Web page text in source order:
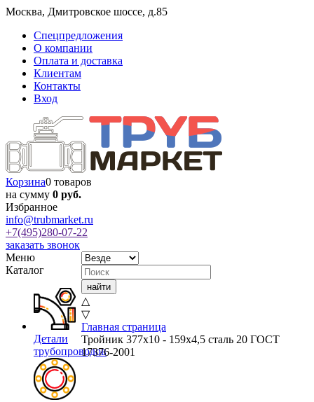
Москва, Дмитровское шоссе, д.85
Спецпредложения
О компании
Оплата и доставка
Клиентам
Контакты
Вход
Корзина0 товаров
на сумму 0 руб.
Избранное
info@trubmarket.ru
+7(495)280-07-22
заказать звонок
Меню
Каталог
Детали
трубопроводов
△
▽
Главная страница
Тройник 377х10 - 159х4,5 сталь 20 ГОСТ
17376-2001